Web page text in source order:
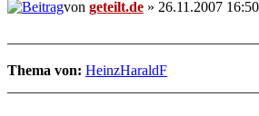
von geteilt.de » 26.11.2007 16:50
Thema von: HeinzHaraldF